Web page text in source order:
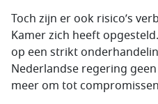
Toch zijn er ook risico’s
Kamer zich heeft
op een strikt
Nederlandse regering
meer om tot